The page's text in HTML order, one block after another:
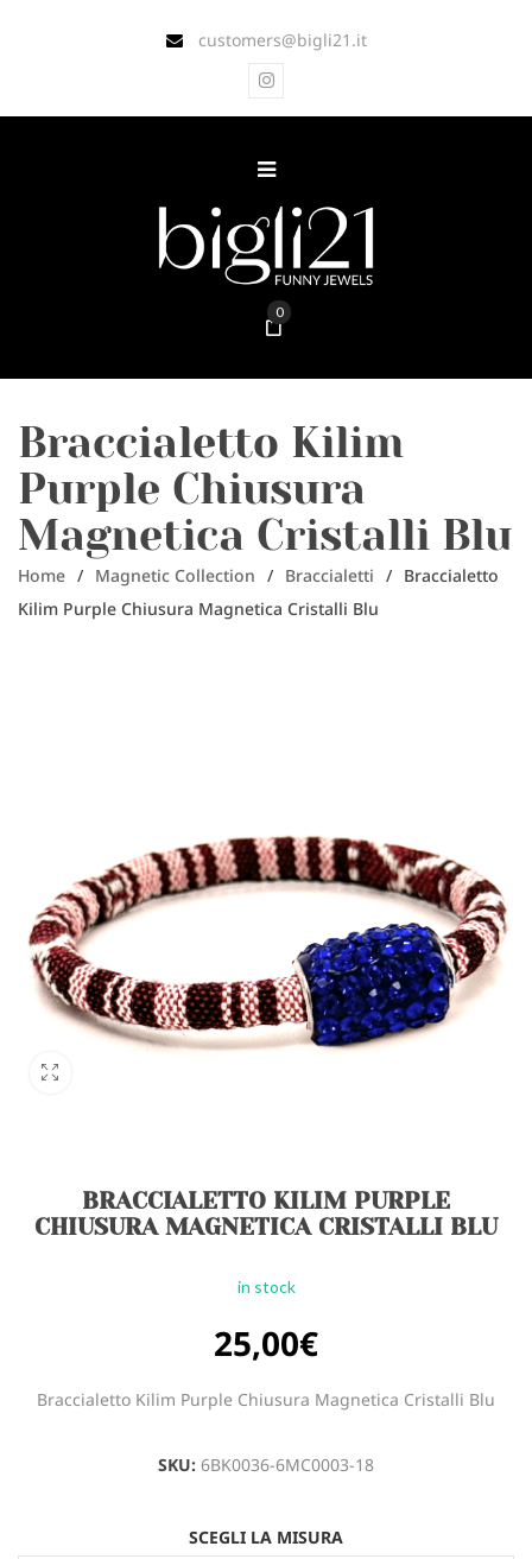
customers@bigli21.it
0
Braccialetto Kilim
Purple Chiusura
Magnetica Cristalli Blu
Home / Magnetic Collection / Braccialetti / Braccialetto
Kilim Purple Chiusura Magnetica Cristalli Blu
BRACCIALETTO KILIM PURPLE
CHIUSURA MAGNETICA CRISTALLI BLU
in stock
25,00€
Braccialetto Kilim Purple Chiusura Magnetica Cristalli Blu
SKU: 6BK0036-6MC0003-18
SCEGLI LA MISURA